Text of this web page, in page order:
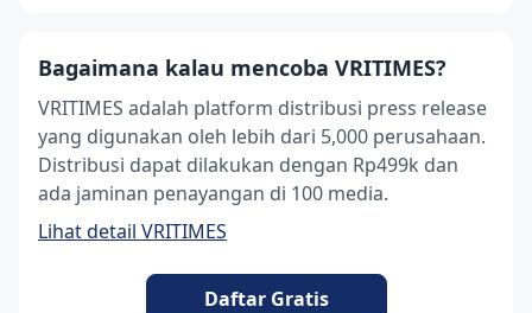
Bagaimana kalau mencoba VRITIMES?
VRITIMES adalah platform distribusi press release
yang digunakan oleh lebih dari 5,000 perusahaan.
Distribusi dapat dilakukan dengan Rp499k dan
ada jaminan penayangan di 100 media.
Lihat detail VRITIMES
Daftar Gratis